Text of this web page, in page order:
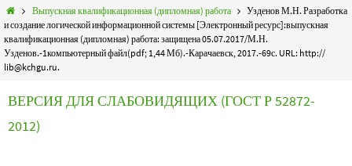
Выпускная квалификационная (дипломная) работа
Узденов М.Н. Разработка
и создание логической информационной системы [Электронный ресурс]:выпускная
квалификационная (дипломная) работа: защищена 05.07.2017/М.Н.
Узденов.-1компьютерный файл(pdf; 1,44 Мб).-Карачаевск, 2017.-69с. URL: http://
lib@kchgu.ru.
ВЕРСИЯ ДЛЯ СЛАБОВИДЯЩИХ (ГОСТ Р 52872-
2012)